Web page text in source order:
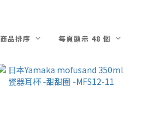
商品排序 每頁顯示 48 個